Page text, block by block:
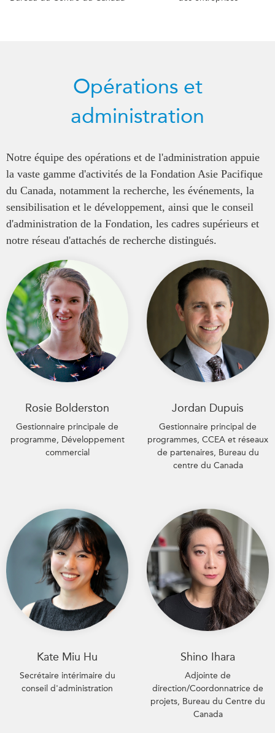
Opérations et
administration
Notre équipe des opérations et de l'administration appuie
la vaste gamme d'activités de la Fondation Asie Pacifique
du Canada, notamment la recherche, les événements, la
sensibilisation et le développement, ainsi que le conseil
d'administration de la Fondation, les cadres supérieurs et
notre réseau d'attachés de recherche distingués.
Rosie Bolderston
Gestionnaire principale de
programme, Développement
commercial
Jordan Dupuis
Gestionnaire principal de
programmes, CCEA et réseaux
de partenaires, Bureau du
centre du Canada
Kate Miu Hu
Secrétaire intérimaire du
conseil d'administration
Shino Ihara
Adjointe de
direction/Coordonnatrice de
projets, Bureau du Centre du
Canada